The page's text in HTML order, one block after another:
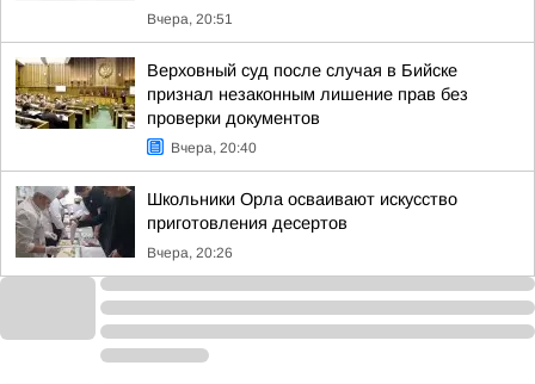
Вчера, 20:51
Верховный суд после случая в Бийске
признал незаконным лишение прав без
проверки документов
Вчера, 20:40
Школьники Орла осваивают искусство
приготовления десертов
Вчера, 20:26